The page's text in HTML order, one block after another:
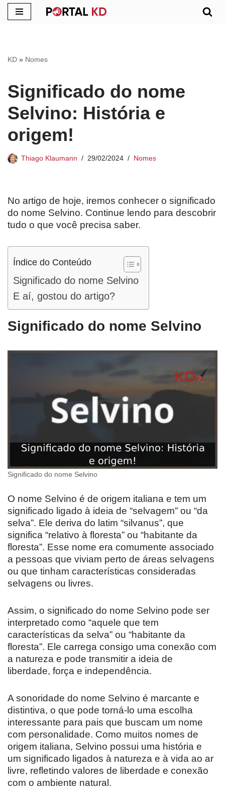
conteúdo
KD » Nomes
Significado do nome
Selvino: História e
origem!
Thiago Klaumann 29/02/2024 Nomes
No artigo de hoje, iremos conhecer o significado
do nome Selvino. Continue lendo para descobrir
tudo o que você precisa saber.
Índice do Conteúdo
Significado do nome Selvino
E aí, gostou do artigo?
Significado do nome Selvino
Significado do nome Selvino
O nome Selvino é de origem italiana e tem um
significado ligado à ideia de “selvagem” ou “da
selva”. Ele deriva do latim “silvanus”, que
significa “relativo à floresta” ou “habitante da
floresta”. Esse nome era comumente associado
a pessoas que viviam perto de áreas selvagens
ou que tinham características consideradas
selvagens ou livres.
Assim, o significado do nome Selvino pode ser
interpretado como “aquele que tem
características da selva” ou “habitante da
floresta”. Ele carrega consigo uma conexão com
a natureza e pode transmitir a ideia de
liberdade, força e independência.
A sonoridade do nome Selvino é marcante e
distintiva, o que pode torná-lo uma escolha
interessante para pais que buscam um nome
com personalidade. Como muitos nomes de
origem italiana, Selvino possui uma história e
um significado ligados à natureza e à vida ao ar
livre, refletindo valores de liberdade e conexão
com o ambiente natural.